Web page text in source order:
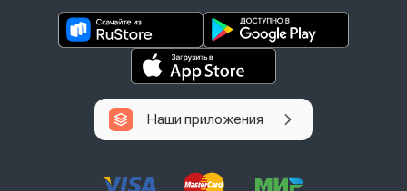
Наши приложения